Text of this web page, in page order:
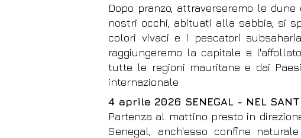
Dopo pranzo, attraverseremo le
nostri occhi, abituati alla sabbia, si
colori vivaci e i pescatori
raggiungeremo la capitale e
tutte le regioni mauritane e dai
internazionale
4 aprile 2026 SENEGAL - NEL
Partenza al mattino presto in
Senegal, anch'esso confine